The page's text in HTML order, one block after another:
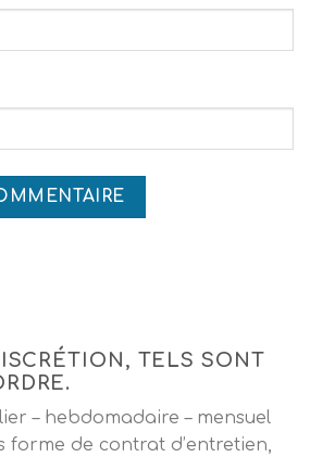
TELS SONT
– hebdomadaire – mensuel
forme de contrat d’entretien,